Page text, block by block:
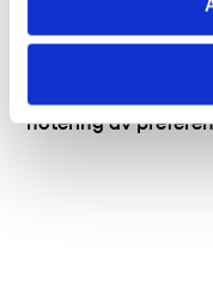
Insig AB har
notering av